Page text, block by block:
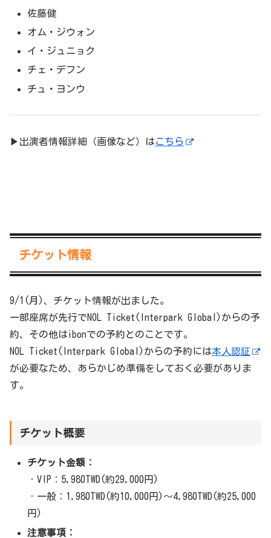
佐藤健
オム・ジウォン
イ・ジュニョク
チェ・デフン
チュ・ヨンウ
▶出演者情報詳細（画像など）はこちら
チケット情報
9/1(月)、チケット情報が出ました。
一部座席が先行でNOL Ticket(Interpark Global)からの予
約、その他はibonでの予約とのことです。
NOL Ticket(Interpark Global)からの予約には本人認証
が必要なため、あらかじめ準備をしておく必要がありま
す。
チケット概要
チケット金額：
‐VIP：5,980TWD(約29,000円)
‐一般：1,980TWD(約10,000円)～4,980TWD(約25,000
円)
注意事項：